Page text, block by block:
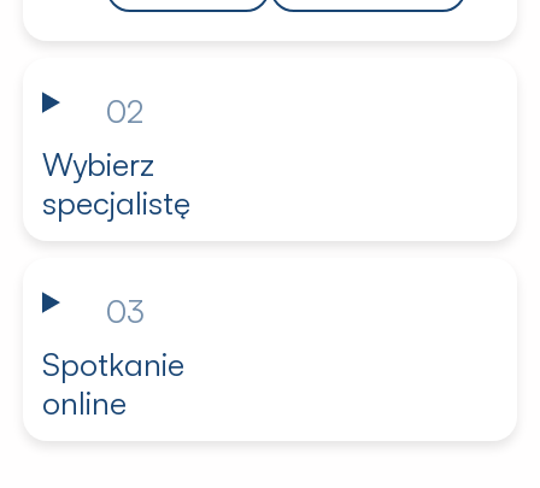
02
Wybierz
specjalistę
03
Spotkanie
online